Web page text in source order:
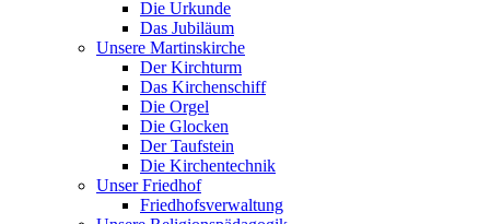
Die Urkunde
Das Jubiläum
Unsere Martinskirche
Der Kirchturm
Das Kirchenschiff
Die Orgel
Die Glocken
Der Taufstein
Die Kirchentechnik
Unser Friedhof
Friedhofsverwaltung